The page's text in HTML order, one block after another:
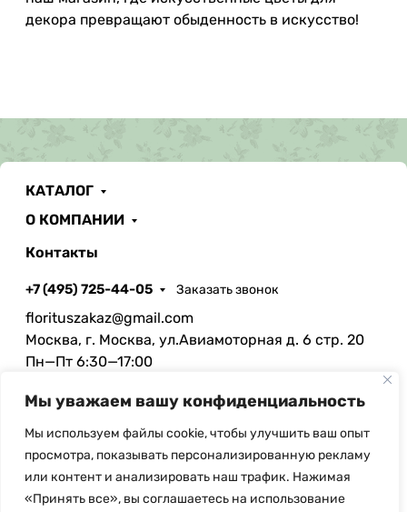
Мы уважаем вашу конфиденциальность
Мы используем файлы cookie, чтобы улучшить ваш опыт
просмотра, показывать персонализированную рекламу
или контент и анализировать наш трафик. Нажимая
«Принять все», вы соглашаетесь на использование
декора превращают обыденность в искусство!
КАТАЛОГ
О КОМПАНИИ
Контакты
+7 (495) 725-44-05 Заказать звонок
florituszakaz@gmail.com
Москва, г. Москва, ул.Авиамоторная д. 6 стр. 20
Пн—Пт 6:30—17:00
© Copyright, 2026 Floritus.com - оптовая продажа
искусственных цветов и ритуальных